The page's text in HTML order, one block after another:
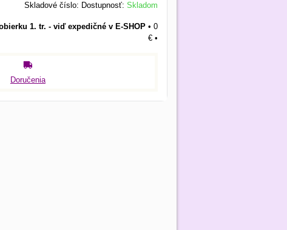
Skladové číslo: Dostupnosť: Skladom
1. tr. - viď expedičné v E-SHOP • 0
€ •
Doručenia